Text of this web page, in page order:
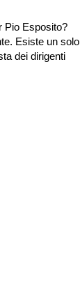
Pio Esposito?
Esiste un solo
dei dirigenti